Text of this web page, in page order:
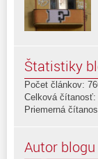
Štatistiky
Počet článkov:
Celková čítanosť:
Priemerná
Autor blogu